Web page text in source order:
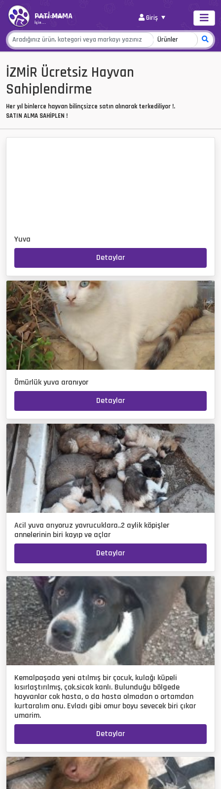
PATİ MAMA
Her Şey Canlar
İçin...
Giriş
İZMİR Ücretsiz Hayvan
Sahiplendirme
Her yıl binlerce hayvan bilinçsizce satın alınarak terkediliyor !.
SATIN ALMA SAHİPLEN !
Yuva
Detaylar
Ömürlük yuva aranıyor
Detaylar
Acil yuva arıyoruz yavrucuklara..2 aylik köpişler
annelerinin biri kayıp ve açlar
Detaylar
Kemalpaşada yeni atılmış bir çocuk, kulağı küpeli
kısırlaştırılmış, çok.sicak kanlı. Bulunduğu bölgede
hayvanlar cok hasta, o da hasta olmadan o ortamdan
kurtaralım onu. Evladı gibi omur boyu sevecek biri çıkar
umarim.
Detaylar